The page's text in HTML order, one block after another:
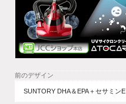
前のデザイン
SUNTORY DHA＆EPA＋セサミンE